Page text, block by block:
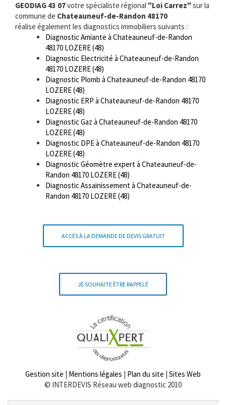
GEODIAG 43 07votre spécialiste régional "Loi Carrez" sur la
commune de Chateauneuf-de-Randon 48170
réalise également les diagnostics immobiliers suivants :
Diagnostic Amiante à Chateauneuf-de-Randon
48170 LOZERE (48)
Diagnostic Electricité à Chateauneuf-de-Randon
48170 LOZERE (48)
Diagnostic Plomb à Chateauneuf-de-Randon 48170
LOZERE (48)
Diagnostic ERP à Chateauneuf-de-Randon 48170
LOZERE (48)
Diagnostic Gaz à Chateauneuf-de-Randon 48170
LOZERE (48)
Diagnostic DPE à Chateauneuf-de-Randon 48170
LOZERE (48)
Diagnostic Géomètre expert à Chateauneuf-de-
Randon 48170 LOZERE (48)
Diagnostic Assainissement à Chateauneuf-de-
Randon 48170 LOZERE (48)
ACCÈS À LA DEMANDE DE DEVIS GRATUIT
JE SOUHAITE ÊTRE RAPPELÉ
Gestion site Mentions légales Plan du site Sites Web
© INTERDEVIS Réseau web diagnostic 2010